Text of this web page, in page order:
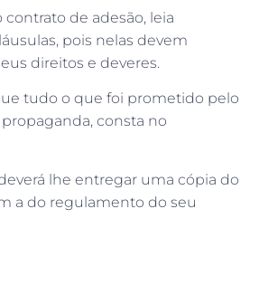
contrato de adesão, leia
pois nelas devem
direitos e deveres.
tudo o que foi prometido pelo
consta no
lhe entregar uma cópia do
a do regulamento do seu